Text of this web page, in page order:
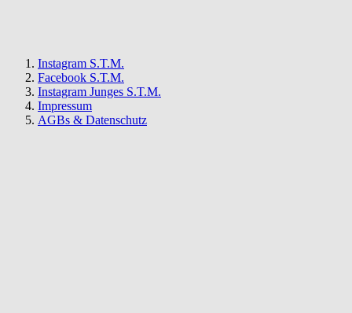
Instagram S.T.M.
Facebook S.T.M.
Instagram Junges S.T.M.
Impressum
AGBs & Datenschutz